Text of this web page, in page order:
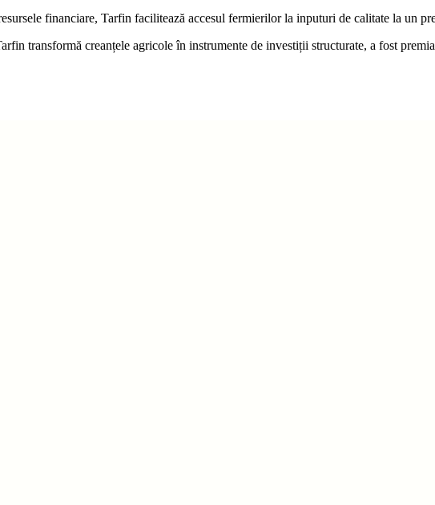
financiare, Tarfin facilitează accesul fermierilor la inputuri de calitate la un
transformă creanțele agricole în instrumente de investiții structurate, a fost